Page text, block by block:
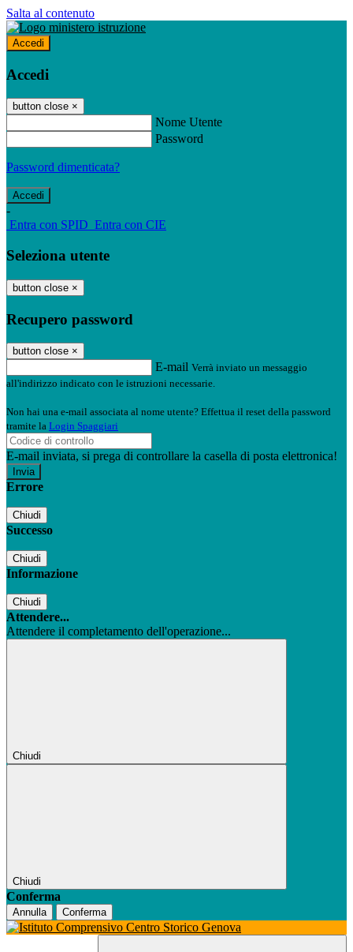
Salta al contenuto
Accedi
Accedi
button close ×
Nome Utente
Password
Password dimenticata?
-
Entra con SPID Entra con CIE
Seleziona utente
button close ×
Recupero password
button close ×
E-mail Verrà inviato un messaggio
all'indirizzo indicato con le istruzioni necessarie.
Non hai una e-mail associata al nome utente? Effettua il reset della password
tramite la Login Spaggiari
E-mail inviata, si prega di controllare la casella di posta elettronica!
Errore
Chiudi
Successo
Chiudi
Informazione
Chiudi
Attendere...
Attendere il completamento dell'operazione...
Chiudi
Chiudi
Conferma
Annulla Conferma